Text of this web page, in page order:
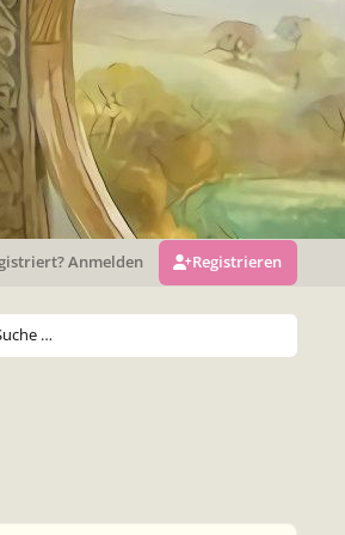
Anmelden Registrieren
…